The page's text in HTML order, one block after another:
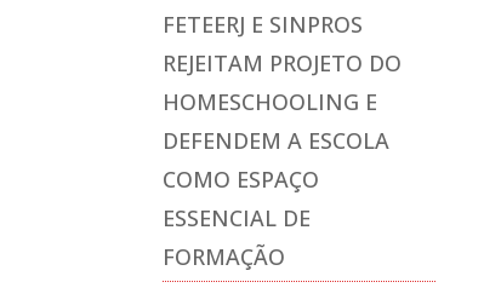
FETEERJ E SINPROS
REJEITAM PROJETO DO
HOMESCHOOLING E
DEFENDEM A ESCOLA
COMO ESPAÇO
ESSENCIAL DE
FORMAÇÃO